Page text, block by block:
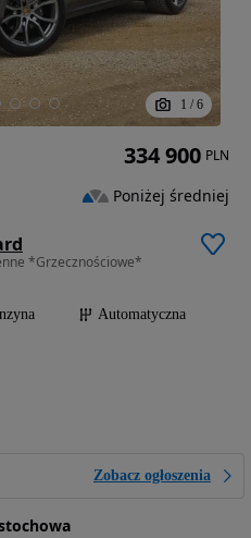
1 / 6
*Grzecznościowe*
Automatyczna
Zobacz ogłoszenia
334 900 PLN
Poniżej średniej